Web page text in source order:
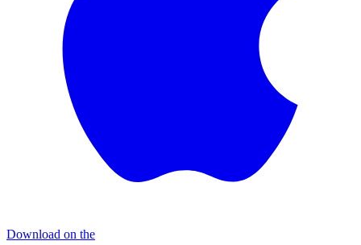
Download on the